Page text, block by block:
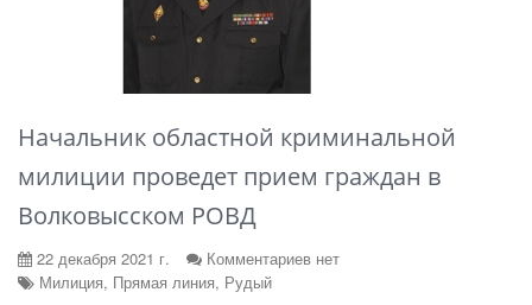
Начальник областной криминальной
милиции проведет прием граждан в
Волковысском РОВД
22 декабря 2021 г.
Комментариев нет
Милиция, Прямая линия, Рудый